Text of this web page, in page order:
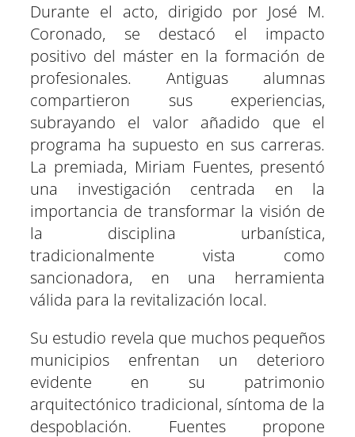
Durante el acto, dirigido por José M.
Coronado, se destacó el impacto
positivo del máster en la formación de
profesionales. Antiguas alumnas
compartieron sus experiencias,
subrayando el valor añadido que el
programa ha supuesto en sus carreras.
La premiada, Miriam Fuentes, presentó
una investigación centrada en la
importancia de transformar la visión de
la disciplina urbanística,
tradicionalmente vista como
sancionadora, en una herramienta
válida para la revitalización local.
Su estudio revela que muchos pequeños
municipios enfrentan un deterioro
evidente en su patrimonio
arquitectónico tradicional, síntoma de la
despoblación. Fuentes propone